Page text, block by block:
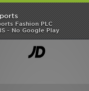
Fashion PLC
- No Google Play
Homem Roupa de Homem
Shorts